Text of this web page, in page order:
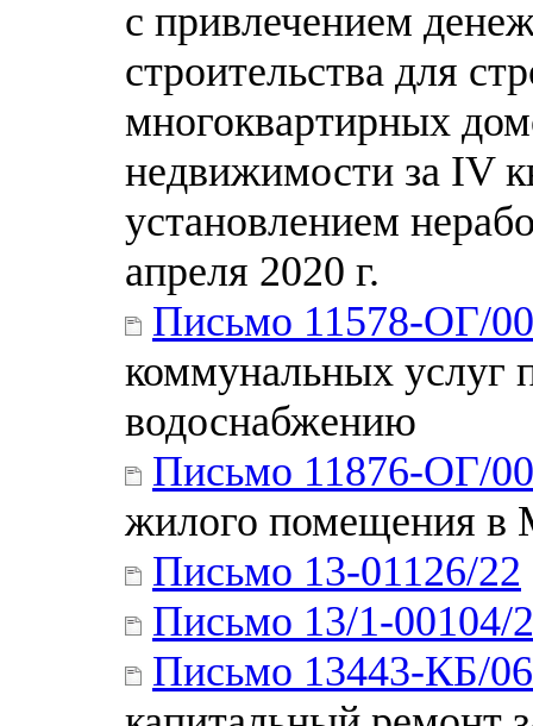
с привлечением
строительства для
многоквартирных
недвижимости за IV
установлением
апреля 2020 г.
Письмо 11578-ОГ/00
коммунальных услуг
водоснабжению
Письмо 11876-ОГ/00
жилого помещения
Письмо 13-01126/22
Письмо 13/1-00104/
Письмо 13443-КБ/06